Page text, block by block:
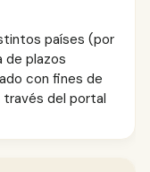
países (por
de plazos
con fines de
del portal